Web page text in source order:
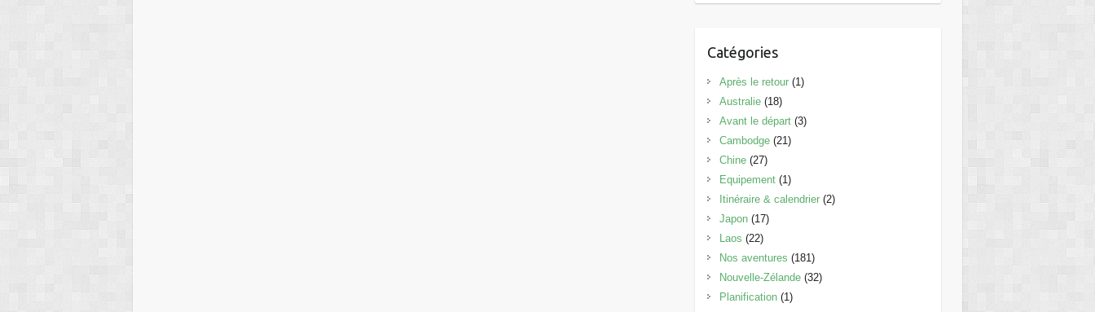
Catégories
Après le retour(1)
Australie(18)
Avant le départ(3)
Cambodge(21)
Chine(27)
Equipement(1)
Itinéraire & calendrier(2)
Japon(17)
Laos (22)
Nos aventures (181)
Nouvelle-Zélande(32)
Planification(1)